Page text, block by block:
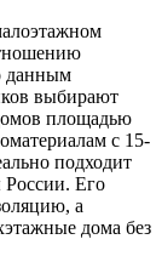
данным
выбирают
площадью
с 15-
подходит
России. Его
а
дома без